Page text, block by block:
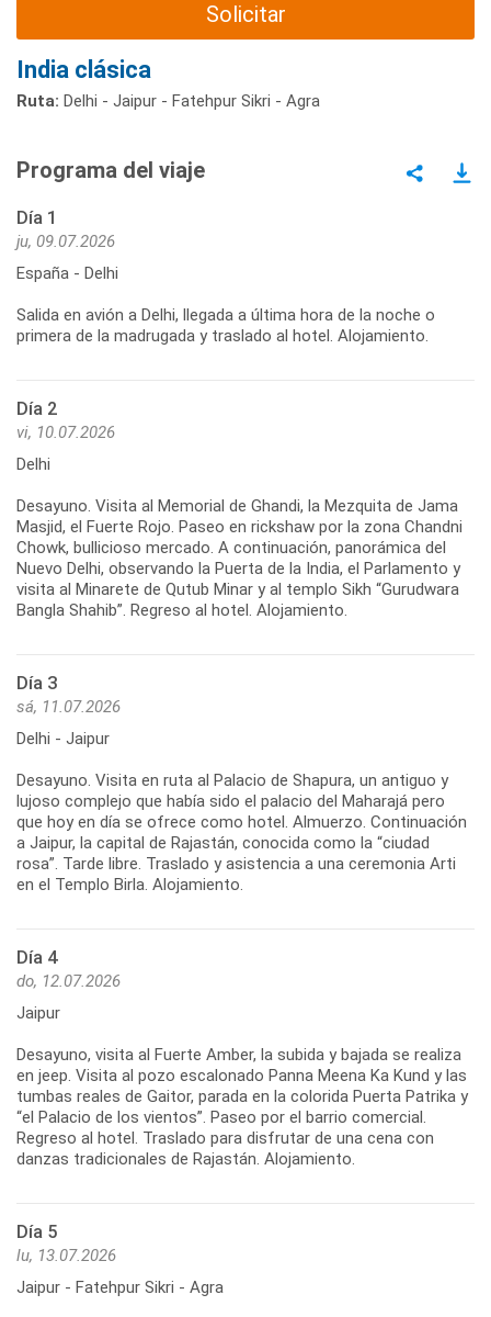
Solicitar
India clásica
Ruta: Delhi - Jaipur - Fatehpur Sikri - Agra
Programa del viaje
Día 1
ju, 09.07.2026
España - Delhi
Salida en avión a Delhi, llegada a última hora de la noche o
primera de la madrugada y traslado al hotel. Alojamiento.
Día 2
vi, 10.07.2026
Delhi
Desayuno. Visita al Memorial de Ghandi, la Mezquita de Jama
Masjid, el Fuerte Rojo. Paseo en rickshaw por la zona Chandni
Chowk, bullicioso mercado. A continuación, panorámica del
Nuevo Delhi, observando la Puerta de la India, el Parlamento y
visita al Minarete de Qutub Minar y al templo Sikh “Gurudwara
Bangla Shahib”. Regreso al hotel. Alojamiento.
Día 3
sá, 11.07.2026
Delhi - Jaipur
Desayuno. Visita en ruta al Palacio de Shapura, un antiguo y
lujoso complejo que había sido el palacio del Maharajá pero
que hoy en día se ofrece como hotel. Almuerzo. Continuación
a Jaipur, la capital de Rajastán, conocida como la “ciudad
rosa”. Tarde libre. Traslado y asistencia a una ceremonia Arti
en el Templo Birla. Alojamiento.
Día 4
do, 12.07.2026
Jaipur
Desayuno, visita al Fuerte Amber, la subida y bajada se realiza
en jeep. Visita al pozo escalonado Panna Meena Ka Kund y las
tumbas reales de Gaitor, parada en la colorida Puerta Patrika y
“el Palacio de los vientos”. Paseo por el barrio comercial.
Regreso al hotel. Traslado para disfrutar de una cena con
danzas tradicionales de Rajastán. Alojamiento.
Día 5
lu, 13.07.2026
Jaipur - Fatehpur Sikri - Agra